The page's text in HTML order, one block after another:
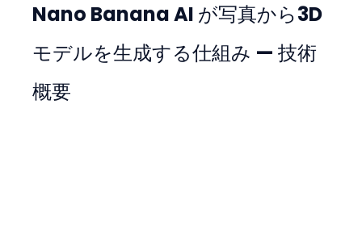
Nano Banana AI が写真から3D
モデルを生成する仕組み — 技術
概要